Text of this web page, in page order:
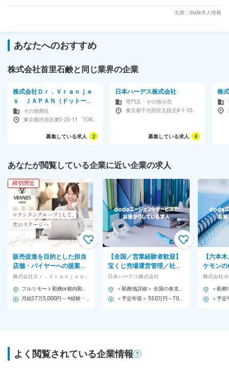
出典：doda求人情報
あなたへのおすすめ
株式会社首里石鹸と同じ業界の企業
株式会社Ｄｒ．Ｖｒａｎｊｅ
ｓ ＪＡＰＡＮ（ドットー
ル・ヴラニエス ジャパン）
その他商社
募集している求人 2
日本ハーデス株式会社
専門店・その他小売
募集している求人 4
株
あなたが閲覧している企業に近い企業の求人
締切間近
販売促進を目的とした担当
店舗・バイヤーへの提案を
お任せ／販売施策の企画か
ら実行まで一貫して実施
【全国／営業経験者歓迎】
宝くじ売場運営管理／社宅
有◆パート社員の勤怠・労
務管理、販促企画／福利厚
生◎
日本ハーデス株式会社
【六本
ケモンの
国内外
資計画
株式会社
よく閲覧されている企業情報